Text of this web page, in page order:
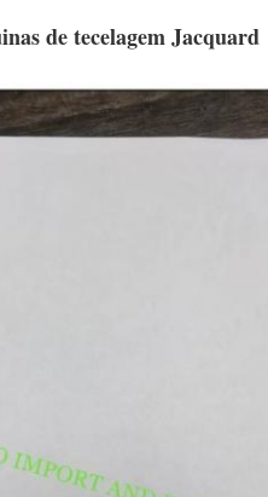
de tecelagem Jacquard